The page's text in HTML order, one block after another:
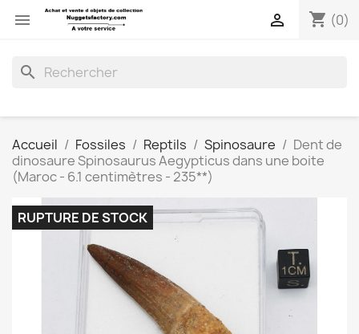
 shopping_cart (0)

search
Accueil Fossiles Reptils Spinosaure
Dent de
dinosaure Spinosaurus Aegypticus dans une boite
(Maroc - 6.1 centimètres - 235**)
RUPTURE DE STOCK